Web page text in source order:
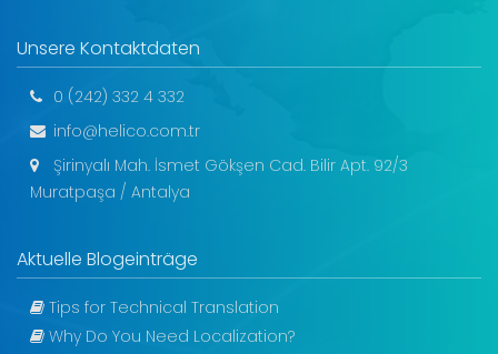
Unsere Kontaktdaten
0 (242) 332 4 332
info@helico.com.tr
Şirinyalı Mah. İsmet Gökşen Cad. Bilir Apt. 92/3
Muratpaşa / Antalya
Aktuelle Blogeinträge
Tips for Technical Translation
Why Do You Need Localization?